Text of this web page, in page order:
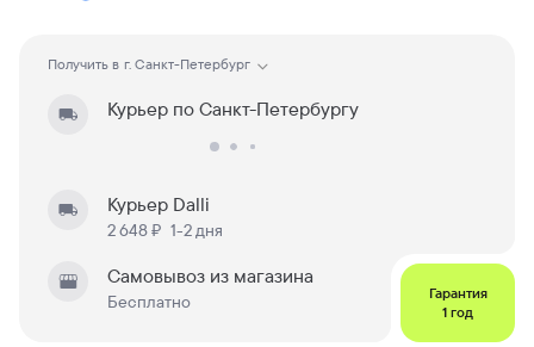
Получить в г. Санкт-Петербург
Курьер по Санкт-Петербургу
Курьер Dalli
2 648 ₽ 1-2 дня
Самовывоз из магазина
Бесплатно
Гарантия
1 год